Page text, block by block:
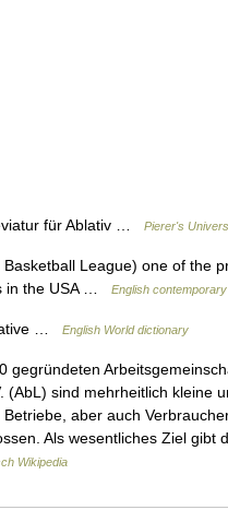
für Ablativ … Pierer's
League) one of the
in the USA …
English
… English World dictionary
gegründeten
(AbL) sind mehrheitlich kleine
aber auch
Als wesentliches Ziel gibt
Wikipedia